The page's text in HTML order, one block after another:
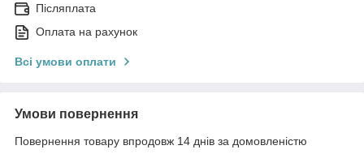
Післяплата
Оплата на рахунок
Всі умови оплати
Умови повернення
Повернення товару впродовж 14 днів за домовленістю